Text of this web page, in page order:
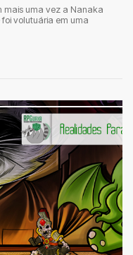
mais uma vez a Nanaka
volutuária em uma